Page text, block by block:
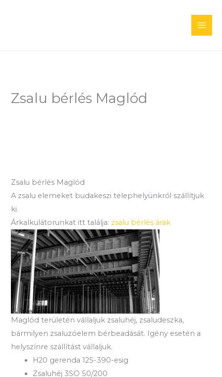
Zsalu bérlés Maglód
Zsalu bérlés Maglód
A zsalu elemeket budakeszi telephelyünkről szállítjuk
ki.
Árkalkulátorunkat itt találja: zsalu bérlés árak
Maglód területén vállaljuk zsaluhéj, zsaludeszka,
bármilyen zsaluzóelem bérbeadását. Igény esetén a
helyszínre szállítást vállaljuk.
H20 gerenda 125-390-esig
Zsaluhéj 3SO 50/200